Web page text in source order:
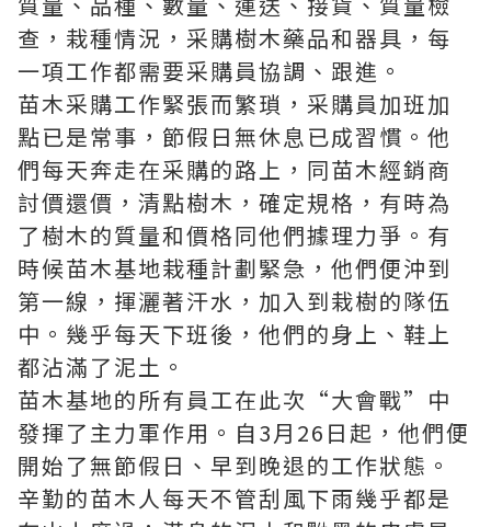
查，栽種情況，采購樹木藥品和器具，每
一項工作都需要采購員協調、跟進。
苗木采購工作緊張而繁瑣，采購員加班加
點已是常事，節假日無休息已成習慣。他
們每天奔走在采購的路上，同苗木經銷商
討價還價，清點樹木，確定規格，有時為
了樹木的質量和價格同他們據理力爭。有
時候苗木基地栽種計劃緊急，他們便沖到
第一線，揮灑著汗水，加入到栽樹的隊伍
中。幾乎每天下班後，他們的身上、鞋上
都沾滿了泥土。
苗木基地的所有員工在此次“大會戰”中
發揮了主力軍作用。自3月26日起，他們便
開始了無節假日、早到晚退的工作狀態。
辛勤的苗木人每天不管刮風下雨幾乎都是